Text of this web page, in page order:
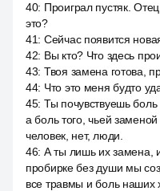
40: Проиграл пустяк.
это?
41: Сейчас появится
42: Вы кто? Что здесь
43: Твоя замена готова,
44: Что это меня будто
45: Ты почувствуешь
а боль того, чьей
человек, нет, люди.
46: А ты лишь их замена,
пробирке без души мы
все травмы и боль наших